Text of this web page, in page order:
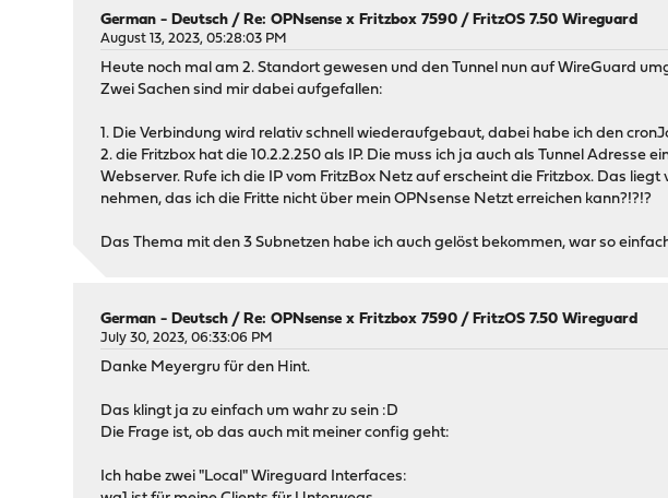
German - Deutsch /Re: OPNsense x Fritzbox 7590 / FritzOS 7.50 Wireguard
August 13, 2023, 05:28:03 PM
Heute noch mal am 2. Standort gewesen und den Tunnel nun auf WireGuard
Zwei Sachen sind mir dabei aufgefallen:
1. Die Verbindung wird relativ schnell wiederaufgebaut, dabei habe ich den
2. die Fritzbox hat die 10.2.2.250 als IP. Die muss ich ja auch als Tunnel
Webserver. Rufe ich die IP vom FritzBox Netz auf erscheint die Fritzbox. Das
nehmen, das ich die Fritte nicht über mein OPNsense Netzt erreichen kann?!?!?
Das Thema mit den 3 Subnetzen habe ich auch gelöst bekommen, war so
German - Deutsch /Re: OPNsense x Fritzbox 7590 / FritzOS 7.50 Wireguard
July 30, 2023, 06:33:06 PM
Danke Meyergru für den Hint.
Das klingt ja zu einfach um wahr zu sein :D
Die Frage ist, ob das auch mit meiner config geht:
Ich habe zwei "Local" Wireguard Interfaces: